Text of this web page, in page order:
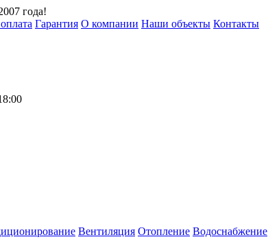
года!
Гарантия О компании Наши объекты Контакты
Вентиляция Отопление Водоснабжение